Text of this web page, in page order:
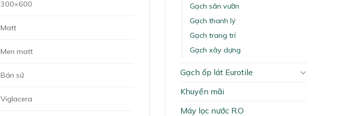
Gạch sân vườn
Gạch thanh lý
Gạch trang trí
Gạch xây dựng
Gạch ốp lát Eurotile
Khuyến mãi
Máy lọc nước R.O
300×600
Matt
Men matt
Bán sứ
Viglacera